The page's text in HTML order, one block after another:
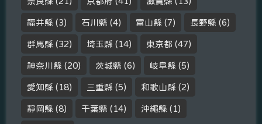
福井縣 (3) 石川縣 (4) 富山縣 (7) 長野縣 (6)
群馬縣 (32) 埼玉縣 (14) 東京都 (47)
神奈川縣 (20) 茨城縣 (6) 岐阜縣 (5)
愛知縣 (18) 三重縣 (5) 和歌山縣 (2)
靜岡縣 (8) 千葉縣 (14) 沖繩縣 (1)